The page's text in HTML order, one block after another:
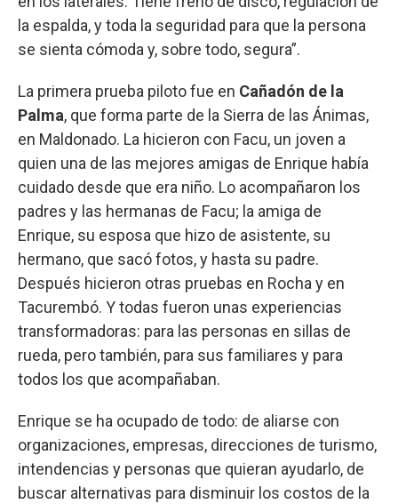
la espalda, y toda la seguridad para que la persona
se sienta cómoda y, sobre todo, segura”.
La primera prueba piloto fue en Cañadón de la
Palma, que forma parte de la Sierra de las Ánimas,
en Maldonado. La hicieron con Facu, un joven a
quien una de las mejores amigas de Enrique había
cuidado desde que era niño. Lo acompañaron los
padres y las hermanas de Facu; la amiga de
Enrique, su esposa que hizo de asistente, su
hermano, que sacó fotos, y hasta su padre.
Después hicieron otras pruebas en Rocha y en
Tacurembó. Y todas fueron unas experiencias
transformadoras: para las personas en sillas de
rueda, pero también, para sus familiares y para
todos los que acompañaban.
Enrique se ha ocupado de todo: de aliarse con
organizaciones, empresas, direcciones de turismo,
intendencias y personas que quieran ayudarlo, de
buscar alternativas para disminuir los costos de la